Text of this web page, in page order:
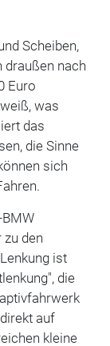
Scheiben,
draußen nach
Euro
was
das
die Sinne
sich
den
ist
die
auf
kleine